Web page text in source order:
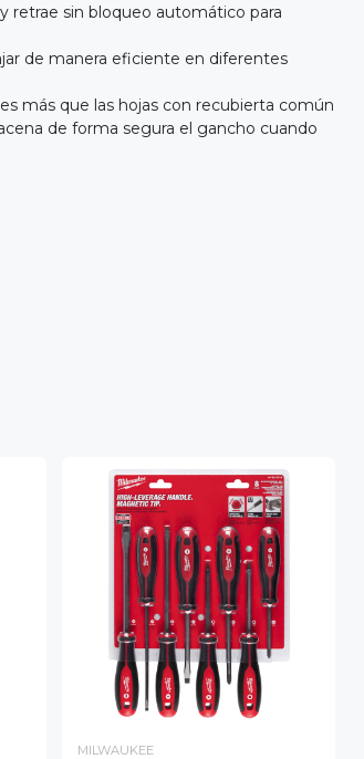
retrae sin bloqueo automático para
de manera eficiente en diferentes
más que las hojas con recubierta común
de forma segura el gancho cuando
MILWAUKEE